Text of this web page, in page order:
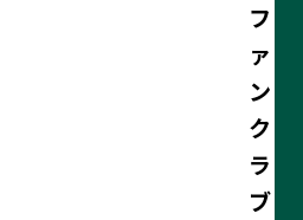
フ
ァ
ン
ク
ラ
ブ